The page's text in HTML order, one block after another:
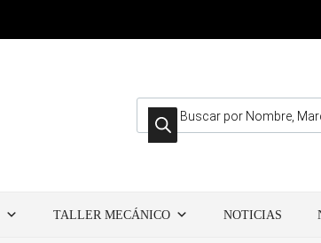
Búsqueda de productos
TALLER MECÁNICO NOTICIAS